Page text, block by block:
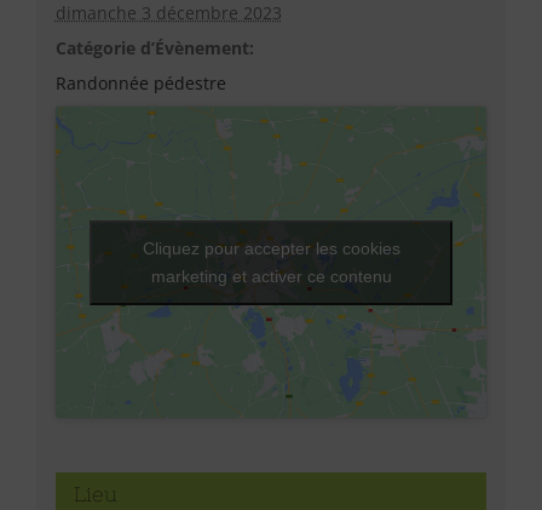
dimanche 3 décembre 2023
Catégorie d’Évènement:
Randonnée pédestre
Lieu
Cliquez pour accepter les cookies
marketing et activer ce contenu